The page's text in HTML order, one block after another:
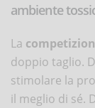
ambiente
La
doppio taglio.
stimolare la
il meglio di sé.